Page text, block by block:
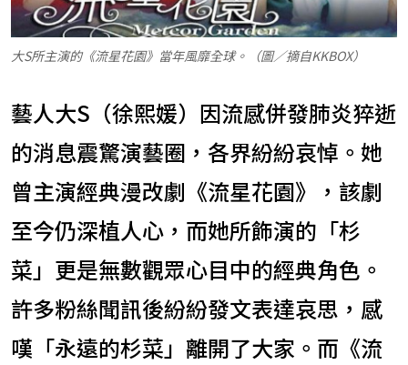
大S所主演的《流星花園》當年風靡全球。（圖／摘自KKBOX）
藝人大S（徐熙媛）因流感併發肺炎猝逝
的消息震驚演藝圈，各界紛紛哀悼。她
曾主演經典漫改劇《流星花園》，該劇
至今仍深植人心，而她所飾演的「杉
菜」更是無數觀眾心目中的經典角色。
許多粉絲聞訊後紛紛發文表達哀思，感
嘆「永遠的杉菜」離開了大家。而《流